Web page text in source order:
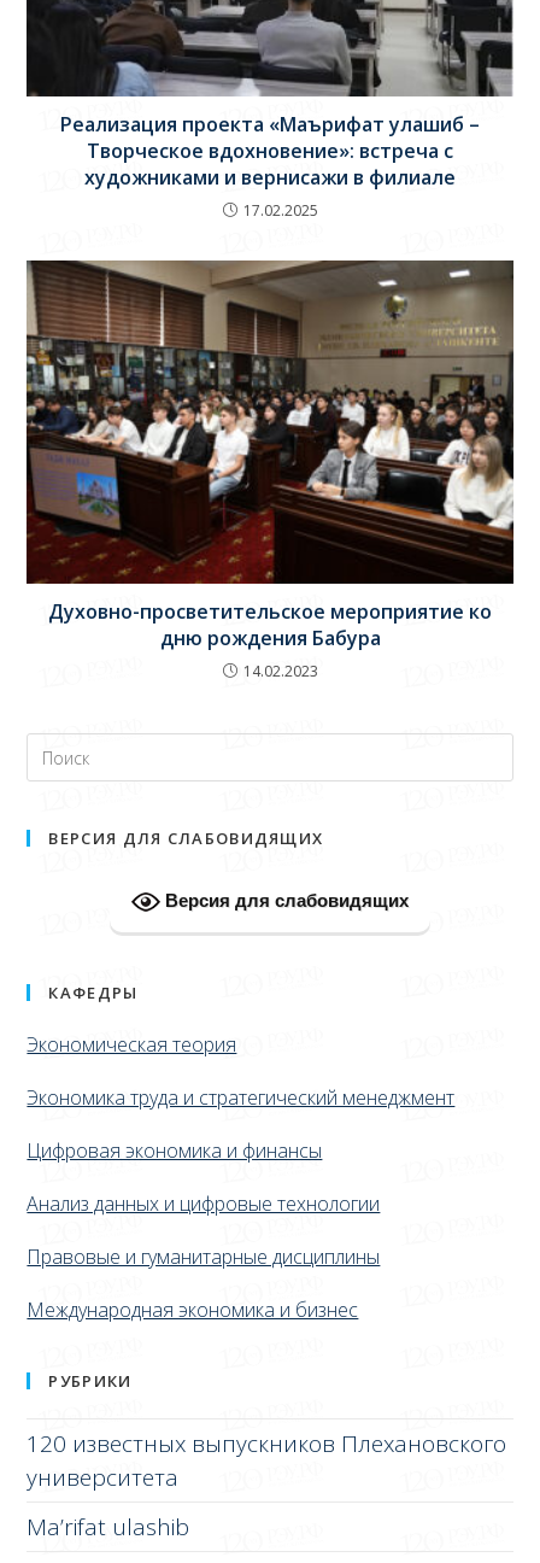
Реализация проекта «Маърифат улашиб –
Творческое вдохновение»: встреча с
художниками и вернисажи в филиале
17.02.2025
Духовно-просветительское мероприятие ко
дню рождения Бабура
14.02.2023
ВЕРСИЯ ДЛЯ СЛАБОВИДЯЩИХ
Версия для слабовидящих
КАФЕДРЫ
Экономическая теория
Экономика труда и стратегический менеджмент
Цифровая экономика и финансы
Анализ данных и цифровые технологии
Правовые и гуманитарные дисциплины
Международная экономика и бизнес
РУБРИКИ
120 известных выпускников Плехановского
университета
Ma’rifat ulashib